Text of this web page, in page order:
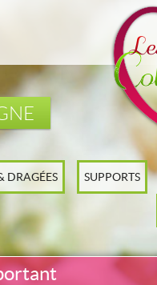
DRAGÉES SUPPORTS